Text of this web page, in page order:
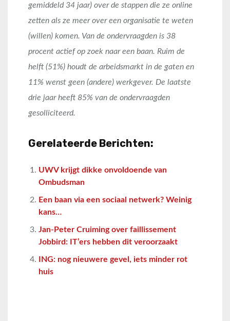
gemiddeld 34 jaar) over de stappen die ze online
zetten als ze meer over een organisatie te weten
(willen) komen. Van de ondervraagden is 38
procent actief op zoek naar een baan. Ruim de
helft (51%) houdt de arbeidsmarkt in de gaten en
11% wenst geen (andere) werkgever. De laatste
drie jaar heeft 85% van de ondervraagden
gesolliciteerd.
Gerelateerde Berichten:
UWV krijgt dikke onvoldoende van
Ombudsman
Een baan via een sociaal netwerk? Weinig
kans…
Jan-Peter Cruiming over faillissement
Jobbird: IT’ers hebben dit veroorzaakt
ING: nog nieuwere gevel, iets minder rot
huis